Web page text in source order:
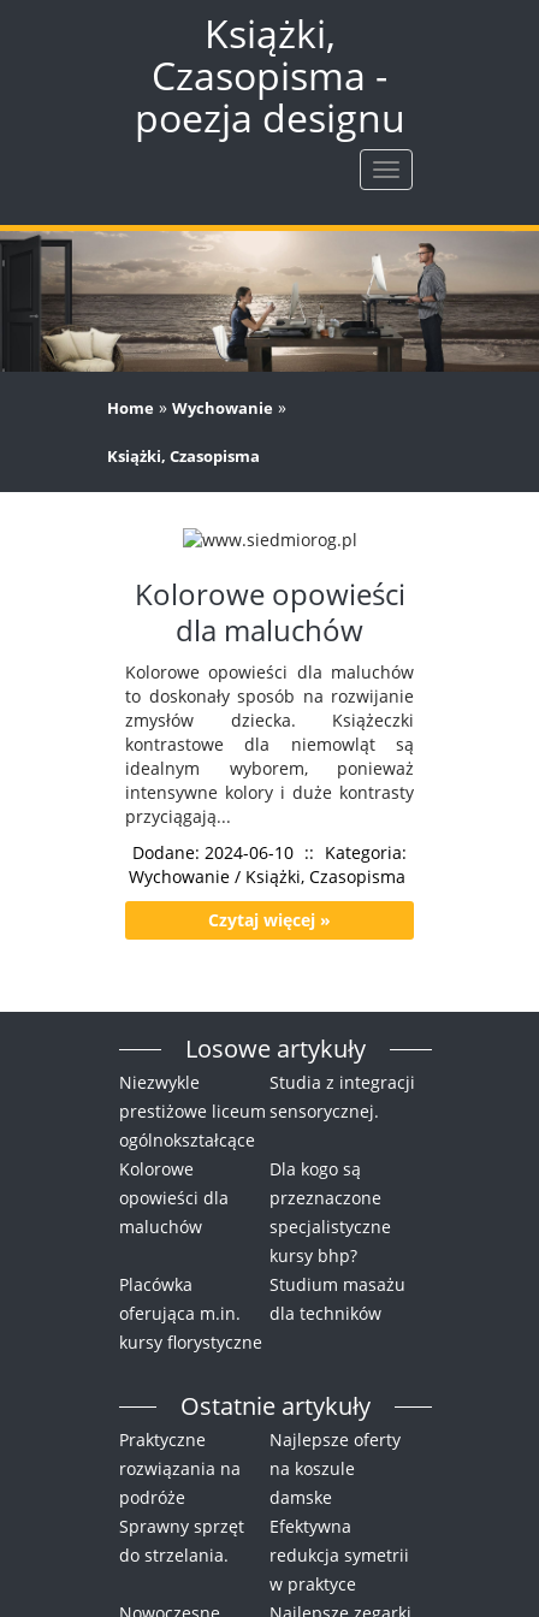
Książki,
Czasopisma -
poezja designu
Rozwiń
nawigację
Home » Wychowanie »
Książki, Czasopisma
Kolorowe opowieści
dla maluchów
Kolorowe opowieści dla maluchów
to doskonały sposób na rozwijanie
zmysłów dziecka. Książeczki
kontrastowe dla niemowląt są
idealnym wyborem, ponieważ
intensywne kolory i duże kontrasty
przyciągają...
Dodane: 2024-06-10 :: Kategoria:
Wychowanie / Książki, Czasopisma
Czytaj więcej »
Losowe artykuły
Niezwykle
prestiżowe liceum
ogólnokształcące
Studia z integracji
sensorycznej.
Kolorowe
opowieści dla
maluchów
Dla kogo są
przeznaczone
specjalistyczne
kursy bhp?
Placówka
oferująca m.in.
kursy florystyczne
Studium masażu
dla techników
Ostatnie artykuły
Praktyczne
rozwiązania na
podróże
Najlepsze oferty
na koszule
damske
Sprawny sprzęt
do strzelania.
Efektywna
redukcja symetrii
w praktyce
Nowoczesne
Najlepsze zegarki